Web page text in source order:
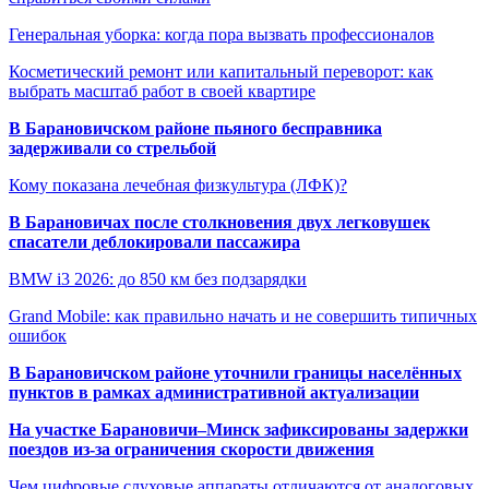
Генеральная уборка: когда пора вызвать профессионалов
Косметический ремонт или капитальный переворот: как
выбрать масштаб работ в своей квартире
В Барановичском районе пьяного бесправника
задерживали со стрельбой
Кому показана лечебная физкультура (ЛФК)?
В Барановичах после столкновения двух легковушек
спасатели деблокировали пассажира
BMW i3 2026: до 850 км без подзарядки
Grand Mobile: как правильно начать и не совершить типичных
ошибок
В Барановичском районе уточнили границы населённых
пунктов в рамках административной актуализации
На участке Барановичи–Минск зафиксированы задержки
поездов из-за ограничения скорости движения